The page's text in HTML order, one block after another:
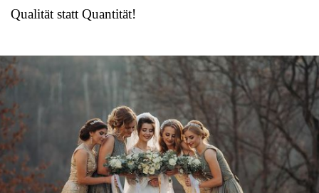
Qualität statt Quantität!